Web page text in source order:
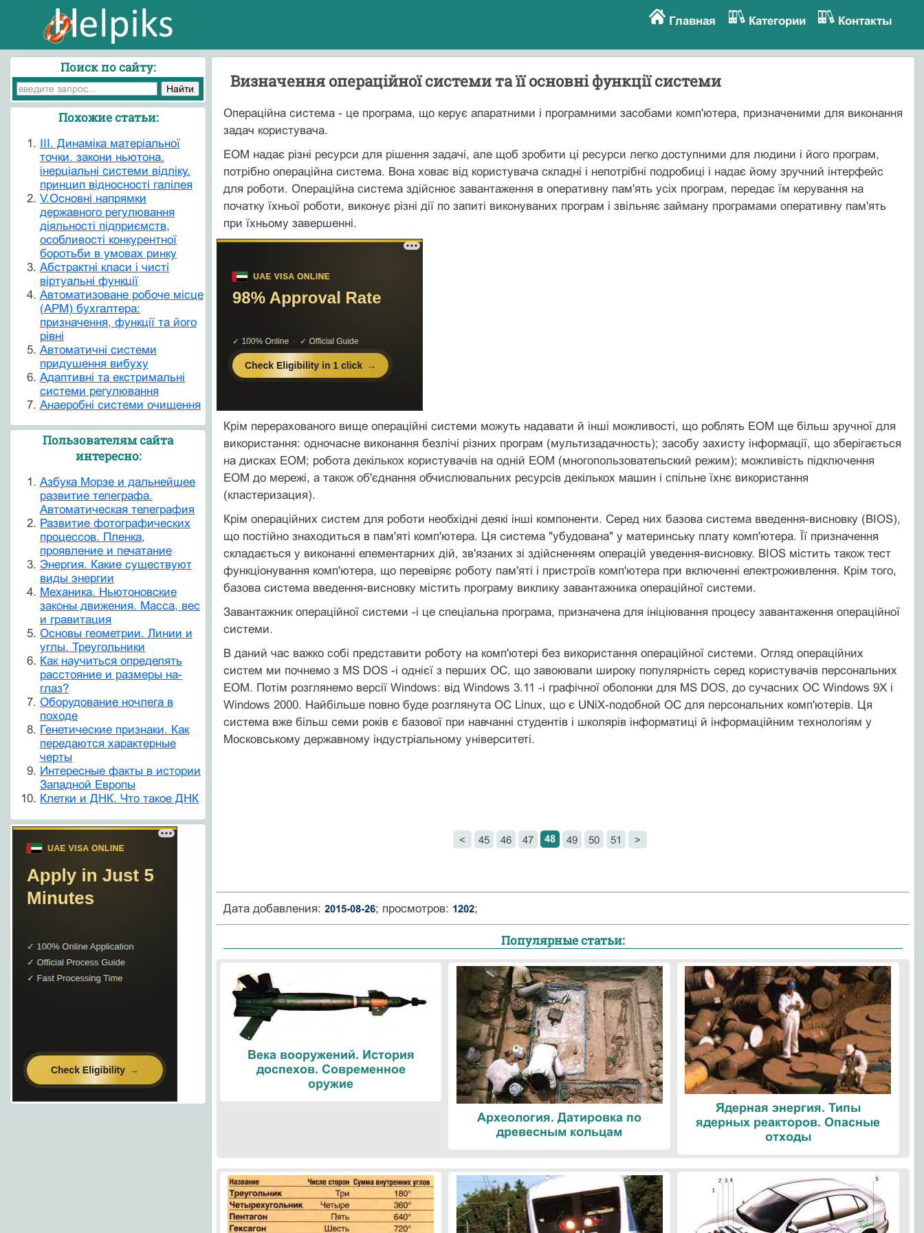
Главная Категории Контакты
Визначення операційної системи та її основні функції системи
Операційна система - це програма, що керує апаратними і програмними засобами комп'ютера, призначеними для виконання
задач користувача.
ЕОМ надає різні ресурси для рішення задачі, але щоб зробити ці ресурси легко доступними для людини і його програм,
потрібно операційна система. Вона ховає від користувача складні і непотрібні подробиці і надає йому зручний інтерфейс
для роботи. Операційна система здійснює завантаження в оперативну пам'ять усіх програм, передає їм керування на
початку їхньої роботи, виконує різні дії по запиті виконуваних програм і звільняє займану програмами оперативну пам'ять
при їхньому завершенні.
Крім перерахованого вище операційні системи можуть надавати й інші можливості, що роблять ЕОМ ще більш зручної для
використання: одночасне виконання безлічі різних програм (мультизадачность); засобу захисту інформації, що зберігається
на дисках ЕОМ; робота декількох користувачів на одній ЕОМ (многопользовательский режим); можливість підключення
ЕОМ до мережі, а також об'єднання обчислювальних ресурсів декількох машин і спільне їхнє використання
(кластеризация).
Крім операційних систем для роботи необхідні деякі інші компоненти. Серед них базова система введення-висновку (BІOS),
що постійно знаходиться в пам'яті комп'ютера. Ця система "убудована" у материнську плату комп'ютера. Її призначення
складається у виконанні елементарних дій, зв'язаних зі здійсненням операцій уведення-висновку. BІOS містить також тест
функціонування комп'ютера, що перевіряє роботу пам'яті і пристроїв комп'ютера при включенні електроживлення. Крім того,
базова система введення-висновку містить програму виклику завантажника операційної системи.
Завантажник операційної системи -і це спеціальна програма, призначена для ініціювання процесу завантаження операційної
системи.
В даний час важко собі представити роботу на комп'ютері без використання операційної системи. Огляд операційних
систем ми почнемо з MS DOS -і однієї з перших ОС, що завоювали широку популярність серед користувачів персональних
ЕОМ. Потім розглянемо версії Wіndows: від Wіndows 3.11 -і графічної оболонки для MS DOS, до сучасних ОС Wіndows 9X і
Wіndows 2000. Найбільше повно буде розглянута ОС Lіnux, що є UNіX-подобной ОС для персональних комп'ютерів. Ця
система вже більш семи років є базової при навчанні студентів і школярів інформатиці й інформаційним технологіям у
Московському державному індустріальному університеті.
< 45 46 47 48 49 50 51 >
Дата добавления: 2015-08-26; просмотров: 1202;
Популярные статьи:
Века вооружений. История
доспехов. Современное
оружие
Археология. Датировка по
древесным кольцам
Ядерная энергия. Типы
ядерных реакторов. Опасные
отходы
Поиск по сайту:
Похожие статьи:
III. Динаміка матеріальної
точки. закони ньютона.
інерціальні системи відліку.
принцип відносності галілея
V.Основні напрямки
державного регулювання
діяльності підприємств,
особливості конкурентної
боротьби в умовах ринку
Абстрактні класи і чисті
віртуальні функції
Автоматизоване робоче місце
(АРМ) бухгалтера:
призначення, функції та його
рівні
Автоматичні системи
придушення вибуху
Адаптивні та екстримальні
системи регулювання
Анаеробні системи очищення
Пользователям сайта
интересно:
Азбука Морзе и дальнейшее
развитие телеграфа.
Автоматическая телеграфия
Развитие фотографических
процессов. Пленка,
проявление и печатание
Энергия. Какие существуют
виды энергии
Механика. Ньютоновские
законы движения. Масса, вес
и гравитация
Основы геометрии. Линии и
углы. Треугольники
Как научиться определять
расстояние и размеры на-
глаз?
Оборудование ночлега в
походе
Генетические признаки. Как
передаются характерные
черты
Интересные факты в истории
Западной Европы
Клетки и ДНК. Что такое ДНК